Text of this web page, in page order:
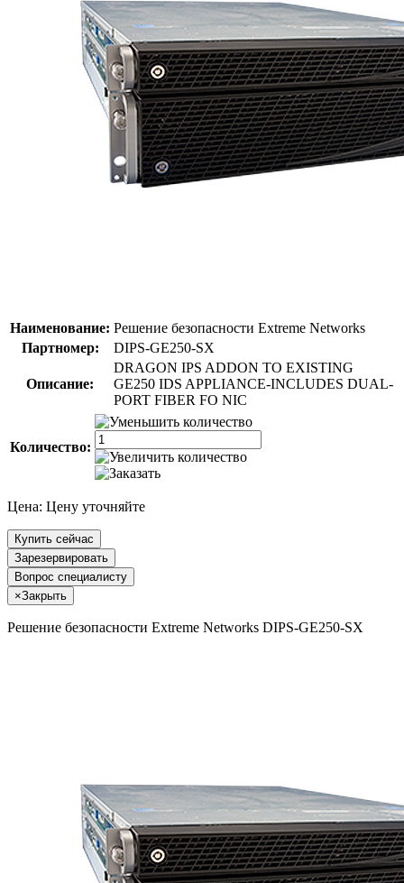
Наименование: Решение безопасности Extreme Networks
Партномер:
DIPS-GE250-SX
Описание:
DRAGON IPS ADDON TO EXISTING
GE250 IDS APPLIANCE-INCLUDES DUAL-
PORT FIBER FO NIC
Количество:
Цена: Цену уточняйте
Купить сейчас
Зарезервировать
Вопрос специалисту
×Закрыть
Решение безопасности Extreme Networks DIPS-GE250-SX